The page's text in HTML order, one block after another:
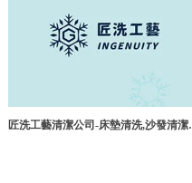
匠洗工藝清潔公司-床墊清洗,沙發清潔,